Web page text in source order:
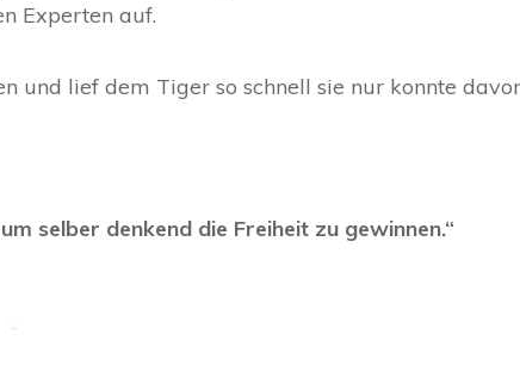
Experten auf.
und lief dem Tiger so schnell sie nur konnte
selber denkend die Freiheit zu gewinnen.“